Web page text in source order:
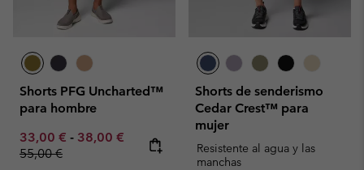
Shorts PFG Uncharted™
para hombre
Minimum sale price:
33,00 € - Maximum sale price:
38,00 € Regular price:
55,00 €
Shorts de senderismo
Cedar Crest™ para
mujer
Resistente al agua y las
manchas